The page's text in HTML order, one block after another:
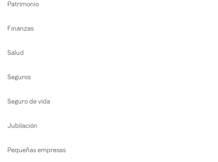
Patrimonio
Finanzas
Salud
Seguros
Seguro de vida
Jubilación
Pequeñas empresas